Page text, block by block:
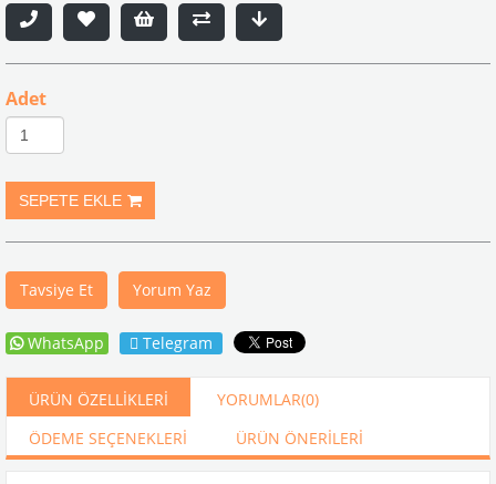
Adet
Tavsiye Et Yorum Yaz
WhatsApp Telegram
ÜRÜN ÖZELLIKLERI YORUMLAR(0)
ÖDEME SEÇENEKLERI
ÜRÜN ÖNERILERI